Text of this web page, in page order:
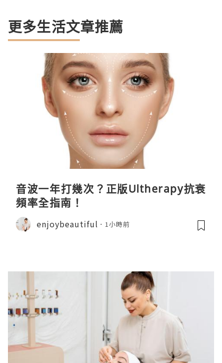
更多生活文章推薦
音波一年打幾次？正版Ultherapy抗衰
頻率全指南！
enjoybeautiful 1小時前